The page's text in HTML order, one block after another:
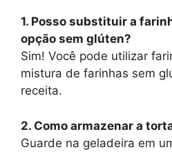
1. Posso substituir a
opção sem glúten?
Sim! Você pode utilizar
mistura de farinhas sem
receita.
2. Como armazenar a
Guarde na geladeira em